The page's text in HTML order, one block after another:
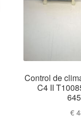
Control de
C4 II
€